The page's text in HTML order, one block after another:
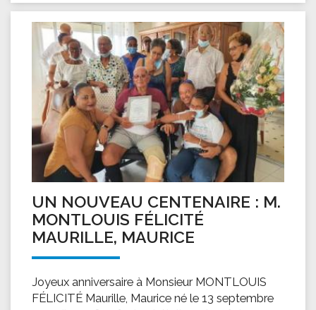
UN NOUVEAU CENTENAIRE : M.
MONTLOUIS FÉLICITÉ
MAURILLE, MAURICE
Joyeux anniversaire à Monsieur MONTLOUIS
FÉLICITÉ Maurille, Maurice né le 13 septembre